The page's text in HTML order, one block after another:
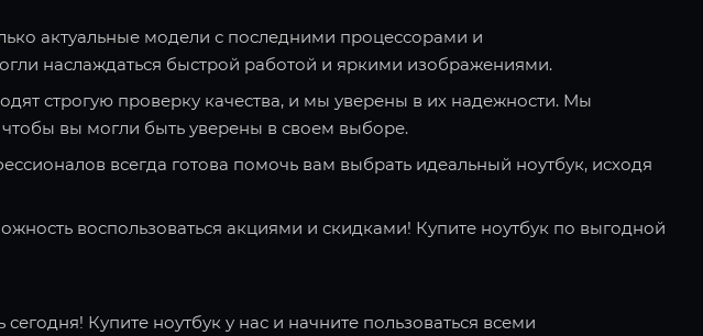
актуальные модели с последними процессорами и
наслаждаться быстрой работой и яркими изображениями.
строгую проверку качества, и мы уверены в их надежности. Мы
вы могли быть уверены в своем выборе.
всегда готова помочь вам выбрать идеальный ноутбук, исходя
воспользоваться акциями и скидками! Купите ноутбук по выгодной
Купите ноутбук у нас и начните пользоваться всеми